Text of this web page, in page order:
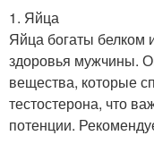
1. Яйца
Яйца богаты белком
здоровья мужчины.
вещества, которые
тестостерона, что
потенции.